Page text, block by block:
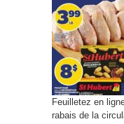
Feuilletez en
rabais de la